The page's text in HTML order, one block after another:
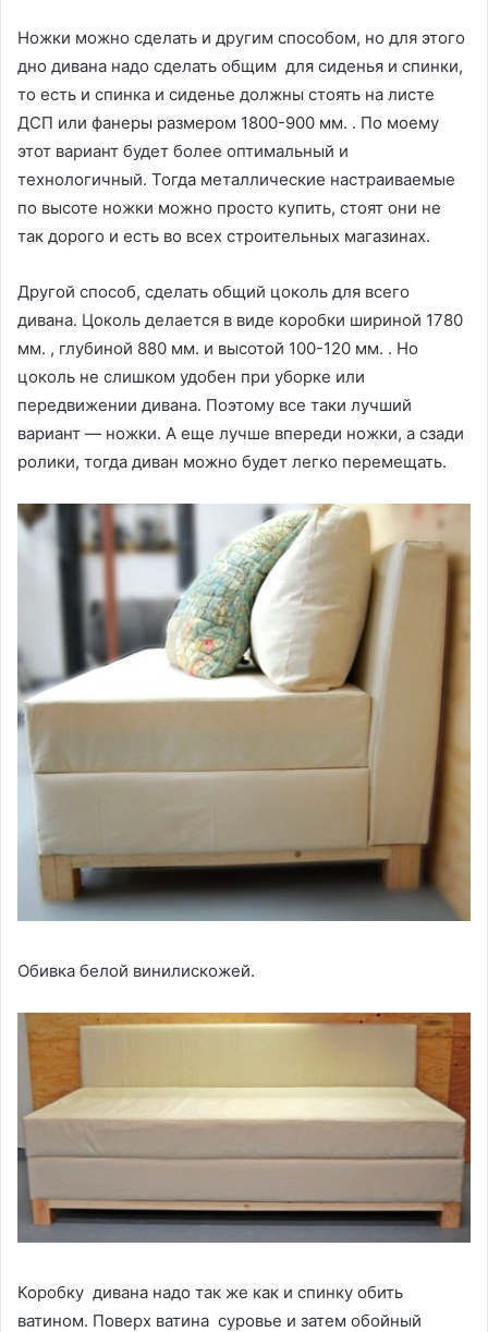
Ножки можно сделать и другим способом, но для этого
дно дивана надо сделать общим для сиденья и спинки,
то есть и спинка и сиденье должны стоять на листе
ДСП или фанеры размером 1800-900 мм. . По моему
этот вариант будет более оптимальный и
технологичный. Тогда металлические настраиваемые
по высоте ножки можно просто купить, стоят они не
так дорого и есть во всех строительных магазинах.
Другой способ, сделать общий цоколь для всего
дивана. Цоколь делается в виде коробки шириной 1780
мм. , глубиной 880 мм. и высотой 100-120 мм. . Но
цоколь не слишком удобен при уборке или
передвижении дивана. Поэтому все таки лучший
вариант — ножки. А еще лучше впереди ножки, а сзади
ролики, тогда диван можно будет легко перемещать.
Обивка белой винилискожей.
Коробку дивана надо так же как и спинку обить
ватином. Поверх ватина суровье и затем обойный